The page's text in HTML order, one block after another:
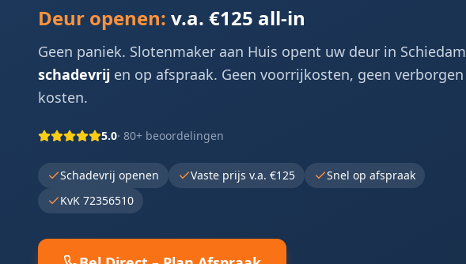
Deur openen: v.a. €125 all-in
Geen paniek. Slotenmaker aan Huis opent uw deur in Schiedam
schadevrij en op afspraak. Geen voorrijkosten, geen verborgen
kosten.
5.0· 80+ beoordelingen
Schadevrij openen Vaste prijs v.a. €125
Snel op afspraak
KvK 72356510